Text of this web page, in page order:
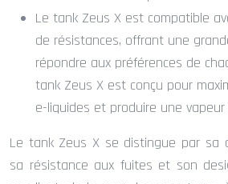
Le tank Zeus X est compatible
de résistances, offrant une
répondre aux préférences de
tank Zeus X est conçu pour
e-liquides et produire une vapeur
Le tank Zeus X se distingue par sa
sa résistance aux fuites et son